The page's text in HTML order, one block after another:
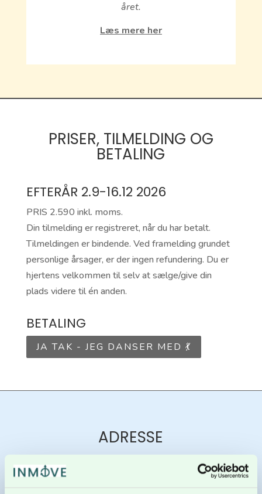
året.
Læs mere her
PRISER, TILMELDING OG
BETALING
EFTERÅR 2.9-16.12 2026
PRIS 2.590 inkl. moms.
Din tilmelding er registreret, når du har betalt.
Tilmeldingen er bindende. Ved framelding grundet
personlige årsager, er der ingen refundering. Du er
hjertens velkommen til selv at sælge/give din
plads videre til én anden.
BETALING
JA TAK - JEG DANSER MED 💃
ADRESSE
NORDSKYSTENS BALLETSKOLE